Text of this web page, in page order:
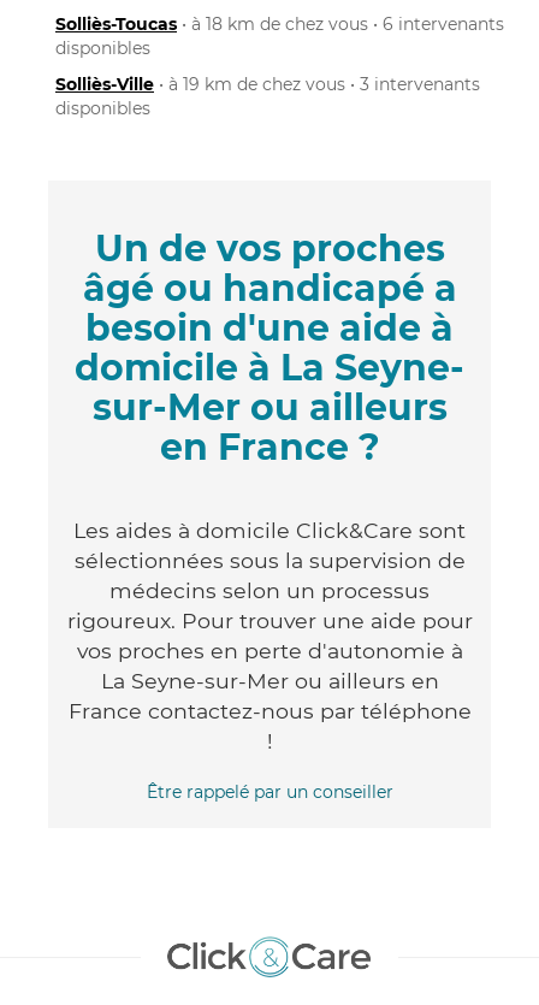
Solliès-Toucas • à 18 km de chez vous • 6 intervenants
disponibles
Solliès-Ville • à 19 km de chez vous • 3 intervenants
disponibles
Un de vos proches
âgé ou handicapé a
besoin d'une aide à
domicile à La Seyne-
sur-Mer ou ailleurs
en France ?
Les aides à domicile Click&Care sont
sélectionnées sous la supervision de
médecins selon un processus
rigoureux. Pour trouver une aide pour
vos proches en perte d'autonomie à
La Seyne-sur-Mer ou ailleurs en
France contactez-nous par téléphone
!
Être rappelé par un conseiller